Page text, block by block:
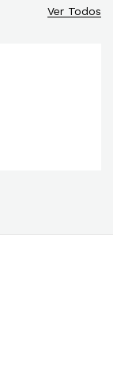
Ver Todos